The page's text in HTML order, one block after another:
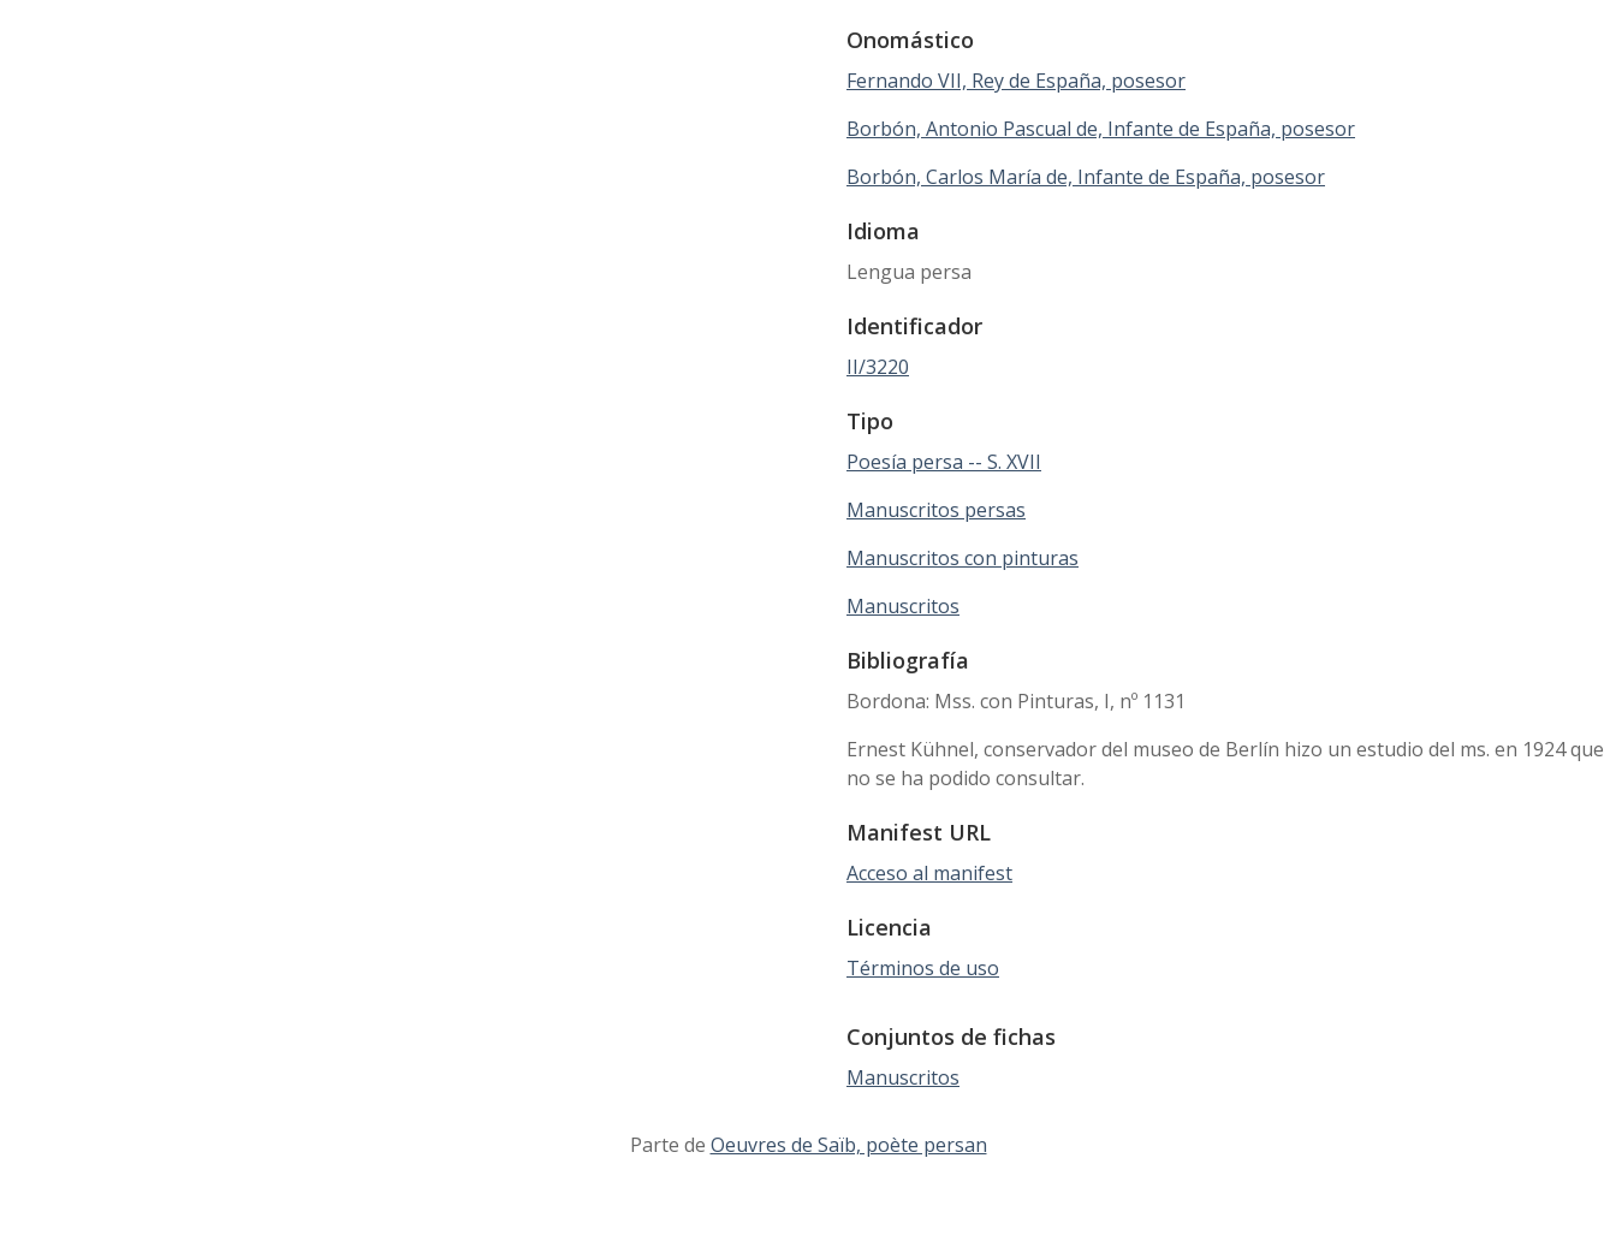
Onomástico
Fernando VII, Rey de España, posesor
Borbón, Antonio Pascual de, Infante de España, posesor
Borbón, Carlos María de, Infante de España, posesor
Idioma
Lengua persa
Identificador
II/3220
Tipo
Poesía persa -- S. XVII
Manuscritos persas
Manuscritos con pinturas
Manuscritos
Bibliografía
Bordona: Mss. con Pinturas, I, nº 1131
Ernest Kühnel, conservador del museo de Berlín hizo un estudio del ms. en 1924 que
no se ha podido consultar.
Manifest URL
Acceso al manifest
Licencia
Términos de uso
Conjuntos de fichas
Manuscritos
Parte de Oeuvres de Saïb, poète persan